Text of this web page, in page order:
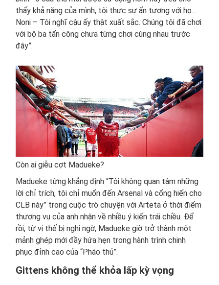
thấy khả năng của mình, tôi thực sự ấn tượng với họ…
Noni – Tôi nghĩ cậu ấy thật xuất sắc. Chúng tôi đã chơi
với bộ ba tấn công chưa từng chơi cùng nhau trước
đây”.
Còn ai giễu cợt Madueke?
Madueke từng khẳng định “Tôi không quan tâm những
lời chỉ trích, tôi chỉ muốn đến Arsenal và cống hiến cho
CLB này” trong cuộc trò chuyện với Arteta ở thời điểm
thương vụ của anh nhận về nhiều ý kiến trái chiều. Để
rồi, từ vị thế bị nghi ngờ, Madueke giờ trở thành một
mảnh ghép mới đầy hứa hẹn trong hành trình chinh
phục đỉnh cao của “Pháo thủ”.
Gittens không thể khỏa lấp kỳ vọng